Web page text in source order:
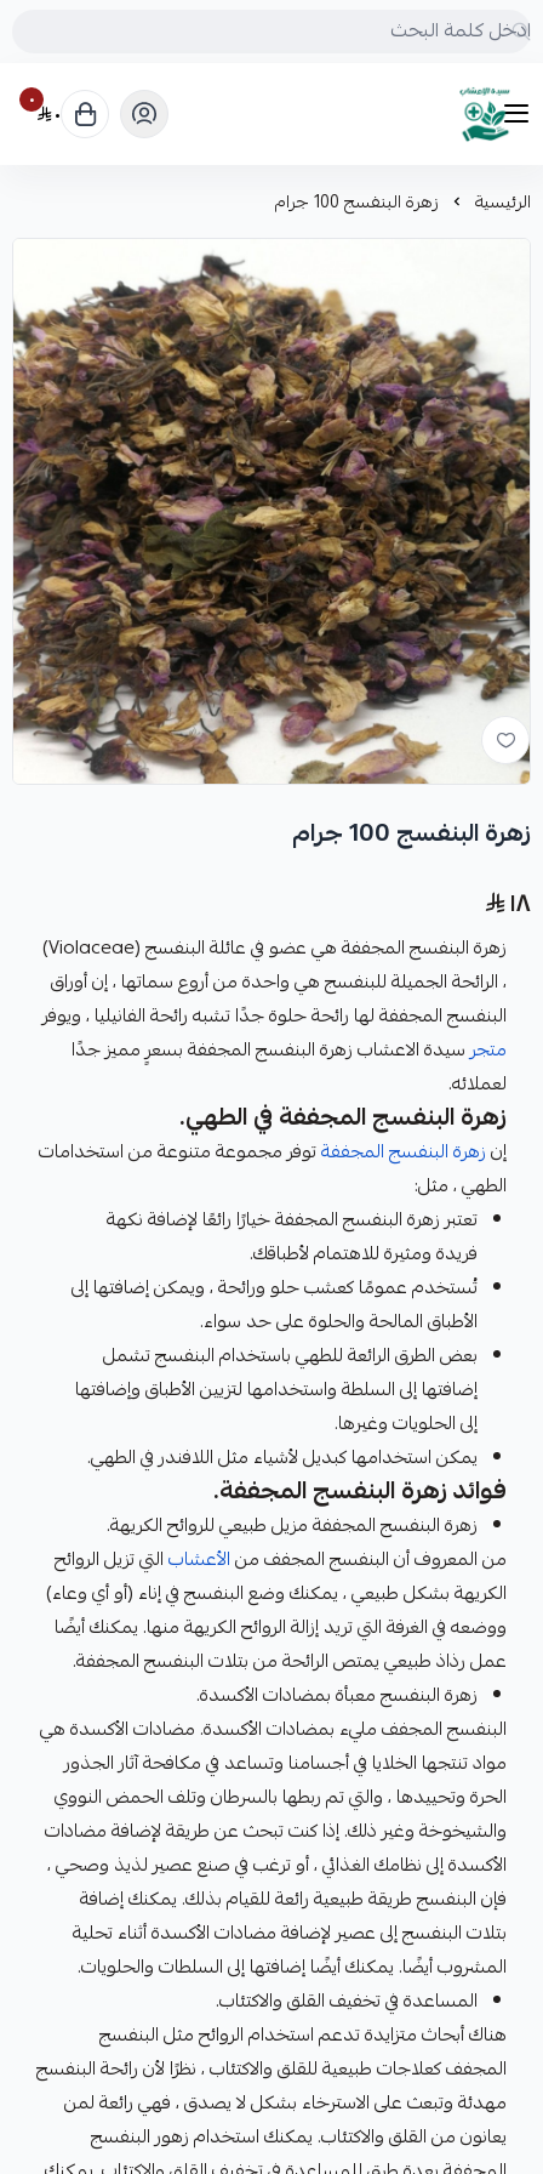
mrs.grasses
٠ ٠
الرئيسية زهرة البنفسج 100 جرام
زهرة البنفسج 100 جرام
١٨
زهرة البنفسج المجففة هي عضو في عائلة البنفسج (Violaceae)
، الرائحة الجميلة للبنفسج هي واحدة من أروع سماتها ، إن أوراق
البنفسج المجففة لها رائحة حلوة جدًا تشبه رائحة الفانيليا ، ويوفر
متجرسيدة الاعشابزهرة البنفسج المجففة بسعرٍ مميز جدًا
لعملائه.
زهرة البنفسج المجففة في الطهي.
إنزهرة البنفسج المجففةتوفر مجموعة متنوعة من استخدامات
الطهي ، مثل:
تعتبر زهرة البنفسج المجففة خيارًا رائعًا لإضافة نكهة
فريدة ومثيرة للاهتمام لأطباقك.
تُستخدم عمومًا كعشب حلو ورائحة ، ويمكن إضافتها إلى
الأطباق المالحة والحلوة على حد سواء.
بعض الطرق الرائعة للطهي باستخدام البنفسج تشمل
إضافتها إلى السلطة واستخدامها لتزيين الأطباق وإضافتها
إلى الحلويات وغيرها.
يمكن استخدامها كبديل لأشياء مثل اللافندر في الطهي.
فوائد زهرة البنفسج المجففة.
زهرة البنفسج المجففة مزيل طبيعي للروائح الكريهة.
من المعروف أن البنفسج المجفف منالأعشابالتي تزيل الروائح
الكريهة بشكل طبيعي ، يمكنك وضع البنفسج في إناء (أو أي وعاء)
ووضعه في الغرفة التي تريد إزالة الروائح الكريهة منها. يمكنك أيضًا
عمل رذاذ طبيعي يمتص الرائحة من بتلات البنفسج المجففة.
زهرة البنفسج معبأة بمضادات الأكسدة.
البنفسج المجفف مليء بمضادات الأكسدة. مضادات الأكسدة هي
مواد تنتجها الخلايا في أجسامنا وتساعد في مكافحة آثار الجذور
الحرة وتحييدها ، والتي تم ربطها بالسرطان وتلف الحمض النووي
والشيخوخة وغير ذلك. إذا كنت تبحث عن طريقة لإضافة مضادات
الأكسدة إلى نظامك الغذائي ، أو ترغب في صنع عصير لذيذ وصحي ،
فإن البنفسج طريقة طبيعية رائعة للقيام بذلك. يمكنك إضافة
بتلات البنفسج إلى عصير لإضافة مضادات الأكسدة أثناء تحلية
المشروب أيضًا. يمكنك أيضًا إضافتها إلى السلطات والحلويات.
المساعدة في تخفيف القلق والاكتئاب.
هناك أبحاث متزايدة تدعم استخدام الروائح مثل البنفسج
المجفف كعلاجات طبيعية للقلق والاكتئاب ، نظرًا لأن رائحة البنفسج
مهدئة وتبعث على الاسترخاء بشكل لا يصدق ، فهي رائعة لمن
يعانون من القلق والاكتئاب. يمكنك استخدام زهور البنفسج